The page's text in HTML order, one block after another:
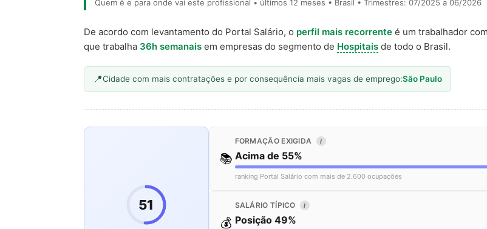
Quem é e para onde vai este profissional • últimos 12 meses • Brasil • Trimestres: 07/2025 a 06/2026
De acordo com levantamento do Portal Salário, o perfil mais recorrente é um trabalhador com
que trabalha 36h semanais em empresas do segmento de Hospitais de todo o Brasil.
Cidade com mais contratações e por consequência mais vagas de emprego:São Paulo
51
📚
FORMAÇÃO EXIGIDA I
Acima de 55%
ranking Portal Salário com mais de 2.600 ocupações
💰
SALÁRIO TÍPICO I
Posição 49%